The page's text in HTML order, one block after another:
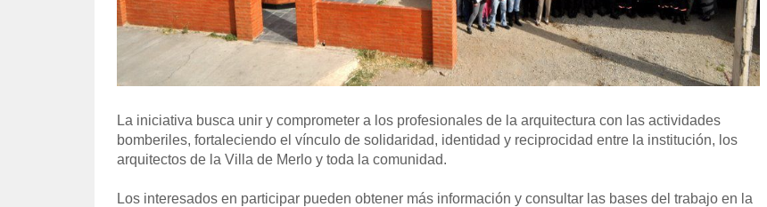
La iniciativa busca unir y comprometer a los profesionales de la arquitectura con las actividades
bomberiles, fortaleciendo el vínculo de solidaridad, identidad y reciprocidad entre la institución, los
arquitectos de la Villa de Merlo y toda la comunidad.
Los interesados en participar pueden obtener más información y consultar las bases del trabajo en la